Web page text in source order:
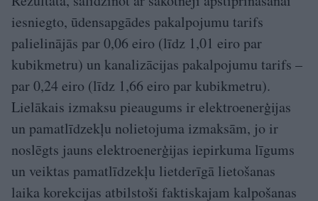
iesniegto, ūdensapgādes pakalpojumu tarifs
palielinājās par 0,06 eiro (līdz 1,01 eiro par
kubikmetru) un kanalizācijas pakalpojumu tarifs –
par 0,24 eiro (līdz 1,66 eiro par kubikmetru).
Lielākais izmaksu pieaugums ir elektroenerģijas
un pamatlīdzekļu nolietojuma izmaksām, jo ir
noslēgts jauns elektroenerģijas iepirkuma līgums
un veiktas pamatlīdzekļu lietderīgā lietošanas
laika korekcijas atbilstoši faktiskajam kalpošanas